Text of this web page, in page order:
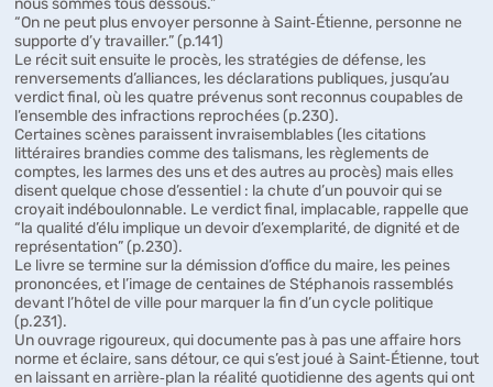
“On ne peut plus envoyer personne à Saint‑Étienne, personne ne
supporte d’y travailler.” (p.141)
Le récit suit ensuite le procès, les stratégies de défense, les
renversements d’alliances, les déclarations publiques, jusqu’au
verdict final, où les quatre prévenus sont reconnus coupables de
l’ensemble des infractions reprochées (p.230).
Certaines scènes paraissent invraisemblables (les citations
littéraires brandies comme des talismans, les règlements de
comptes, les larmes des uns et des autres au procès) mais elles
disent quelque chose d’essentiel : la chute d’un pouvoir qui se
croyait indéboulonnable. Le verdict final, implacable, rappelle que
“la qualité d’élu implique un devoir d’exemplarité, de dignité et de
représentation” (p.230).
Le livre se termine sur la démission d’office du maire, les peines
prononcées, et l’image de centaines de Stéphanois rassemblés
devant l’hôtel de ville pour marquer la fin d’un cycle politique
(p.231).
Un ouvrage rigoureux, qui documente pas à pas une affaire hors
norme et éclaire, sans détour, ce qui s’est joué à Saint‑Étienne, tout
en laissant en arrière‑plan la réalité quotidienne des agents qui ont